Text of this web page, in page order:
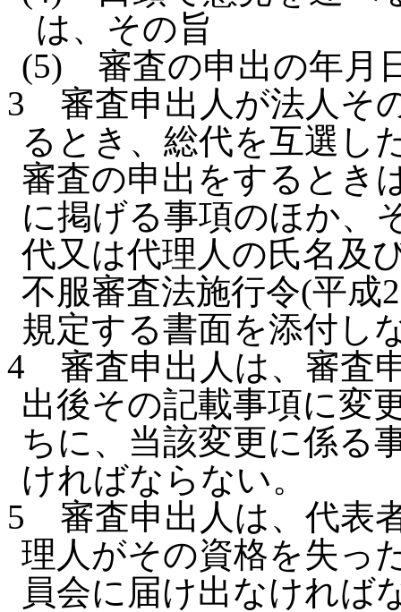
は、その旨
(5) 審査の申出の年月
3 審査申出人が法人そ
るとき、総代を互選し
審査の申出をするとき
に掲げる事項のほか、
代又は代理人の氏名及
不服審査法施行令(平成
規定する書面を添付し
4 審査申出人は、審査
出後その記載事項に変
ちに、当該変更に係る
ければならない。
5 審査申出人は、代表
理人がその資格を失っ
員会に届け出なければ